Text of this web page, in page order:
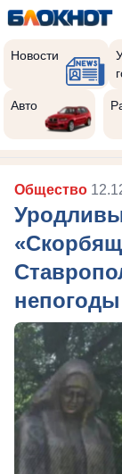
Новости
Авто
Общество
непогоды